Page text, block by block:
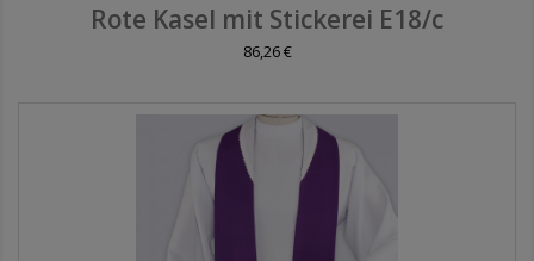
Rote Kasel mit Stickerei E18/c
86,26 €